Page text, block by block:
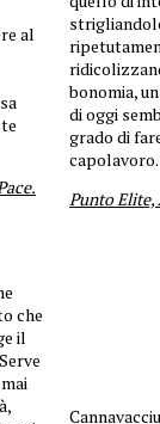
al
bonomia,
di oggi
grado di
capolavoro.
Punto
che
il